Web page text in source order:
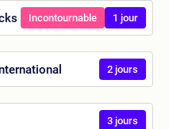
Incontournable 1 jour
2 jours
3 jours